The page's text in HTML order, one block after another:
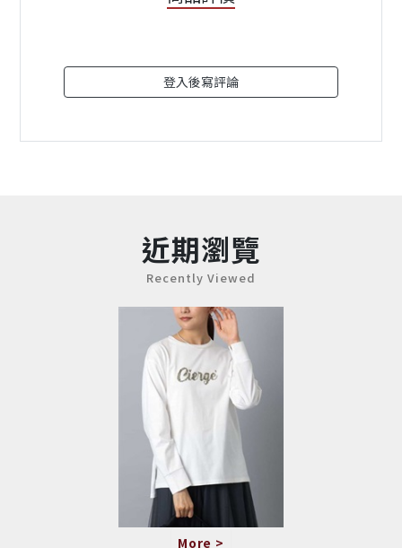
登入後寫評論
近期瀏覽
Recently Viewed
More >